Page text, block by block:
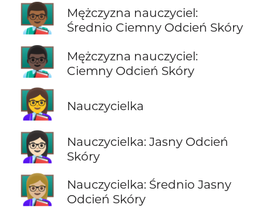
👨🏾‍🏫
Mężczyzna nauczyciel:
Średnio Ciemny Odcień Skóry
👨🏿‍🏫
Mężczyzna nauczyciel:
Ciemny Odcień Skóry
👩‍🏫 Nauczycielka
👩🏻‍🏫
Nauczycielka: Jasny Odcień
Skóry
👩🏼‍🏫
Nauczycielka: Średnio Jasny
Odcień Skóry